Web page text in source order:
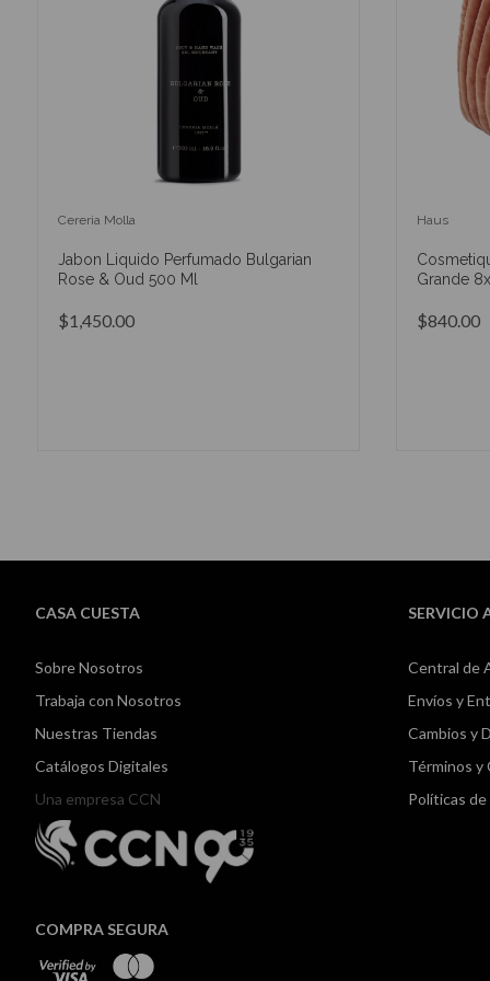
Cereria Molla
Jabon Liquido Perfumado Bulgarian
Rose & Oud 500 Ml
$1,450.00
Haus
Grande
$840.00
CASA CUESTA
Sobre Nosotros
Trabaja con Nosotros
Nuestras Tiendas
Catálogos Digitales
Una empresa CCN
COMPRA SEGURA
SERVICIO
Central de
Envíos y
Cambios y
Términos y
Políticas